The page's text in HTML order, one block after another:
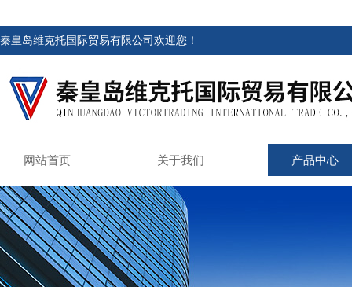
秦皇岛维克托国际贸易有限公司欢迎您！
网站首页 关于我们 产品中心